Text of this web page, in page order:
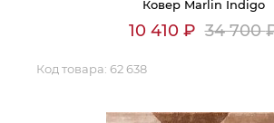
Мебель
Ковер Marlin Indigo
10 410 ₽ 34 700
Код товара: 62 638